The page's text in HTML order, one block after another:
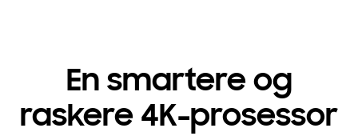
En smartere og
raskere 4K-prosessor